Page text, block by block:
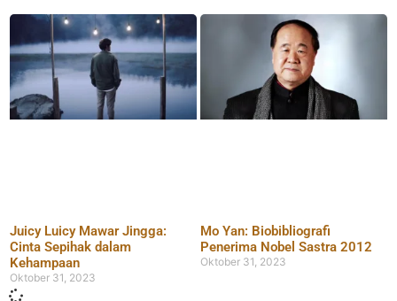
Juicy Luicy Mawar Jingga:
Cinta Sepihak dalam
Kehampaan
Oktober 31, 2023
Mo Yan: Biobibliografi
Penerima Nobel Sastra 2012
Oktober 31, 2023